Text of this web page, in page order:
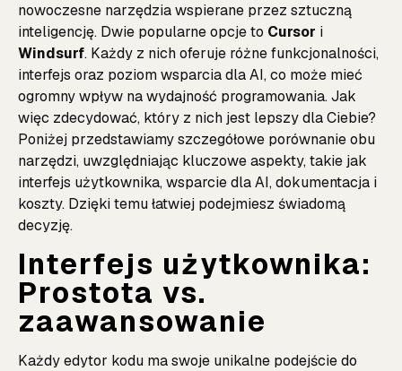
nowoczesne narzędzia wspierane przez sztuczną
inteligencję. Dwie popularne opcje to Cursor i
Windsurf. Każdy z nich oferuje różne funkcjonalności,
interfejs oraz poziom wsparcia dla AI, co może mieć
ogromny wpływ na wydajność programowania. Jak
więc zdecydować, który z nich jest lepszy dla Ciebie?
Poniżej przedstawiamy szczegółowe porównanie obu
narzędzi, uwzględniając kluczowe aspekty, takie jak
interfejs użytkownika, wsparcie dla AI, dokumentacja i
koszty. Dzięki temu łatwiej podejmiesz świadomą
decyzję.
Interfejs użytkownika:
Prostota vs.
zaawansowanie
Każdy edytor kodu ma swoje unikalne podejście do